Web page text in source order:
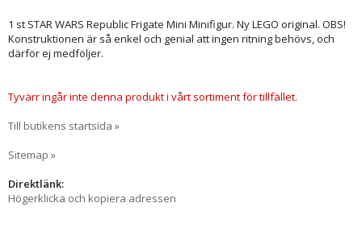
1 st STAR WARS Republic Frigate Mini Minifigur. Ny LEGO original. OBS!
Konstruktionen är så enkel och genial att ingen ritning behövs, och
därför ej medföljer.
Tyvärr ingår inte denna produkt i vårt sortiment för tillfället.
Till butikens startsida »
Sitemap »
Direktlänk:
Högerklicka och kopiera adressen